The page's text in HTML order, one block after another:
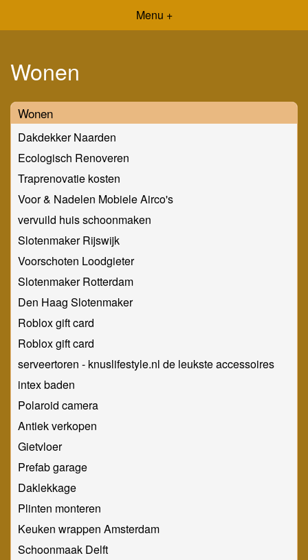
Menu +
Wonen
Wonen
Dakdekker Naarden
Ecologisch Renoveren
Traprenovatie kosten
Voor & Nadelen Mobiele Airco's
vervuild huis schoonmaken
Slotenmaker Rijswijk
Voorschoten Loodgieter
Slotenmaker Rotterdam
Den Haag Slotenmaker
Roblox gift card
Roblox gift card
serveertoren - knuslifestyle.nl de leukste accessoires
intex baden
Polaroid camera
Antiek verkopen
Gietvloer
Prefab garage
Daklekkage
Plinten monteren
Keuken wrappen Amsterdam
Schoonmaak Delft